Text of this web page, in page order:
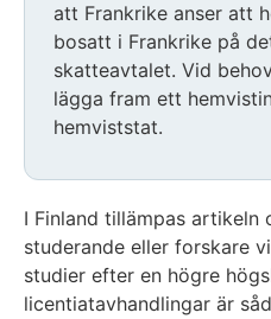
att Frankrike anser att
bosatt i Frankrike på
skatteavtalet. Vid
lägga fram ett
hemviststat.
I Finland tillämpas artikeln
studerande eller forskare
studier efter en högre
licentiatavhandlingar är